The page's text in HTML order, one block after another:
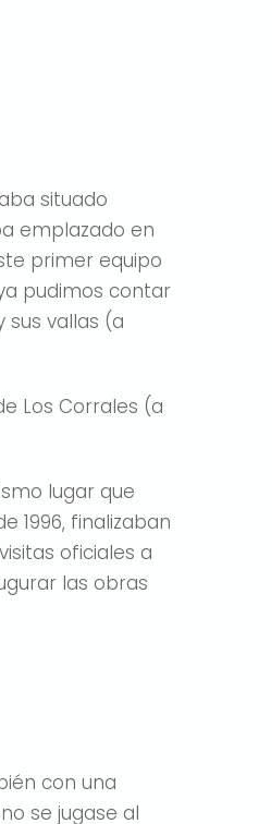
situado
emplazado en
primer equipo
pudimos contar
vallas (a
Los Corrales (a
lugar que
1996, finalizaban
oficiales a
las obras
con una
se jugase al